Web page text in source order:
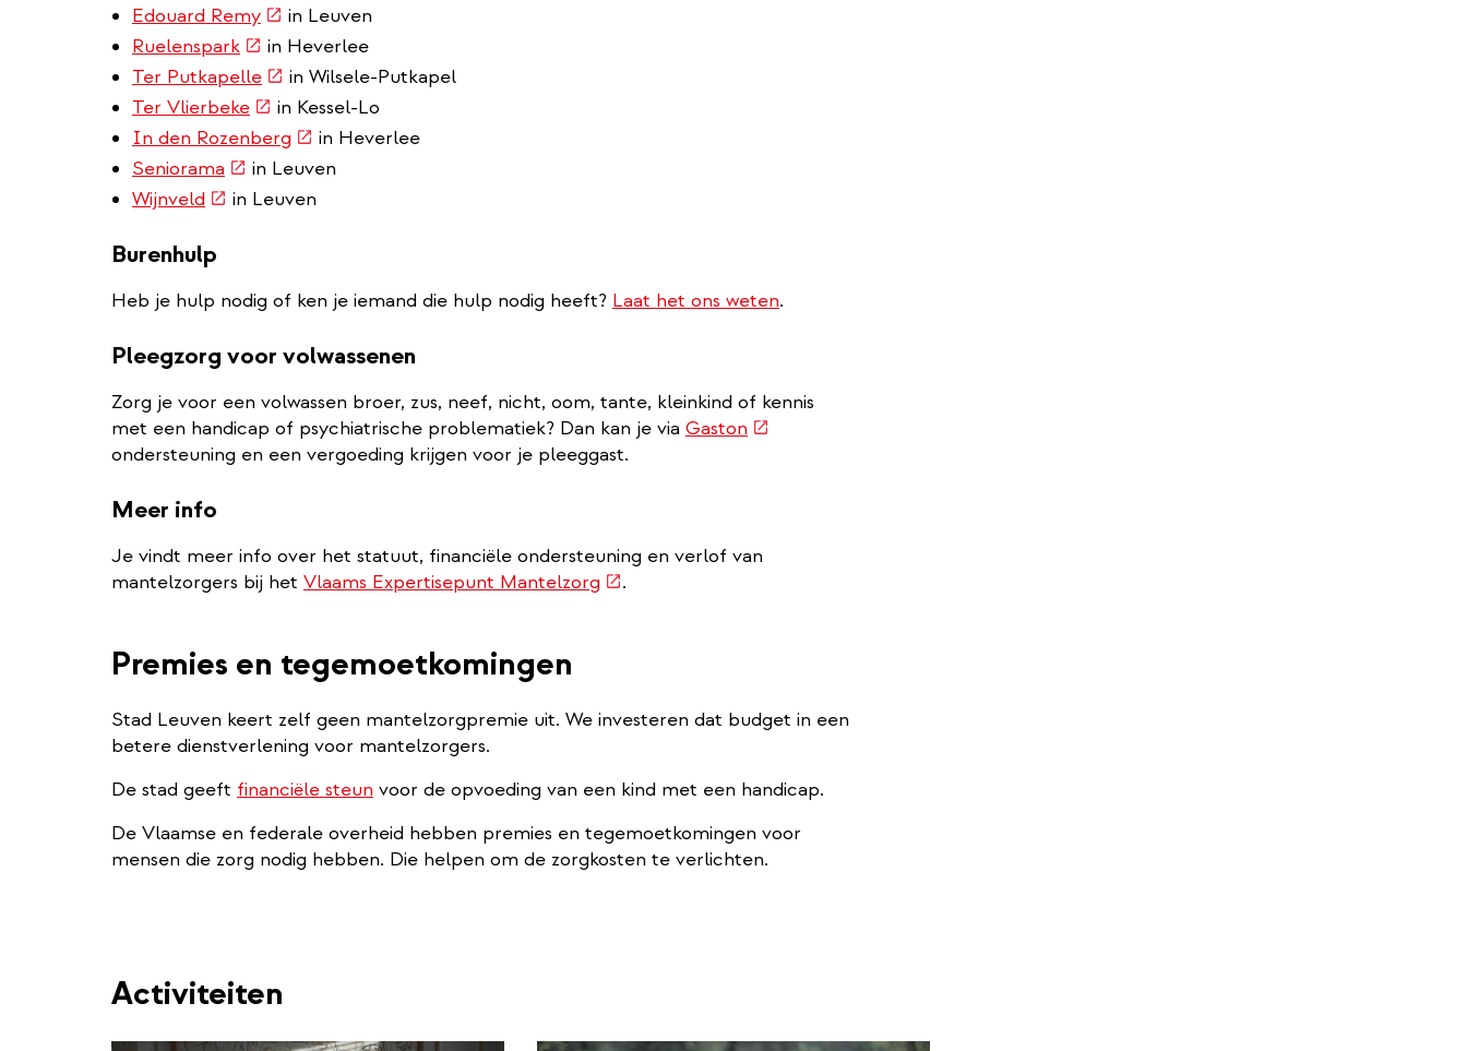
Edouard Remy(externe
link)
in Leuven
Ruelenspark(externe
link)
in Heverlee
Ter Putkapelle(externe
link)
in Wilsele-Putkapel
Ter Vlierbeke(externe
link)
in Kessel-Lo
In den Rozenberg (externe
link)
in Heverlee
Seniorama (externe
link)
in Leuven
Wijnveld (externe
in Leuven
Burenhulp
Heb je hulp nodig of ken je iemand die hulp nodig heeft? Laat het ons weten.
Pleegzorg voor volwassenen
Zorg je voor een volwassen broer, zus, neef, nicht, oom, tante, kleinkind of kennis
met een handicap of psychiatrische problematiek? Dan kan je via Gaston (externe
ondersteuning en een vergoeding krijgen voor je pleeggast.
Meer info
Je vindt meer info over het statuut, financiële ondersteuning en verlof van
mantelzorgers bij het Vlaams Expertisepunt Mantelzorg (externe
.
Premies en tegemoetkomingen
Stad Leuven keert zelf geen mantelzorgpremie uit. We investeren dat budget in een
betere dienstverlening voor mantelzorgers.
De stad geeft financiële steun voor de opvoeding van een kind met een handicap.
De Vlaamse en federale overheid hebben premies en tegemoetkomingen voor
mensen die zorg nodig hebben. Die helpen om de zorgkosten te verlichten.
Activiteiten